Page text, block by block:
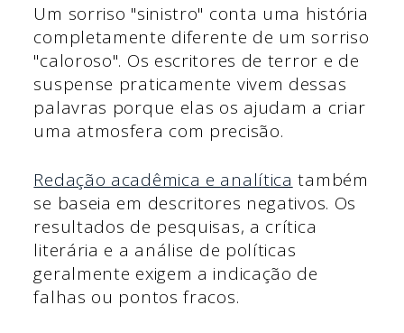
Um sorriso "sinistro" conta uma história
completamente diferente de um sorriso
"caloroso". Os escritores de terror e de
suspense praticamente vivem dessas
palavras porque elas os ajudam a criar
uma atmosfera com precisão.
Redação acadêmica e analítica também
se baseia em descritores negativos. Os
resultados de pesquisas, a crítica
literária e a análise de políticas
geralmente exigem a indicação de
falhas ou pontos fracos.